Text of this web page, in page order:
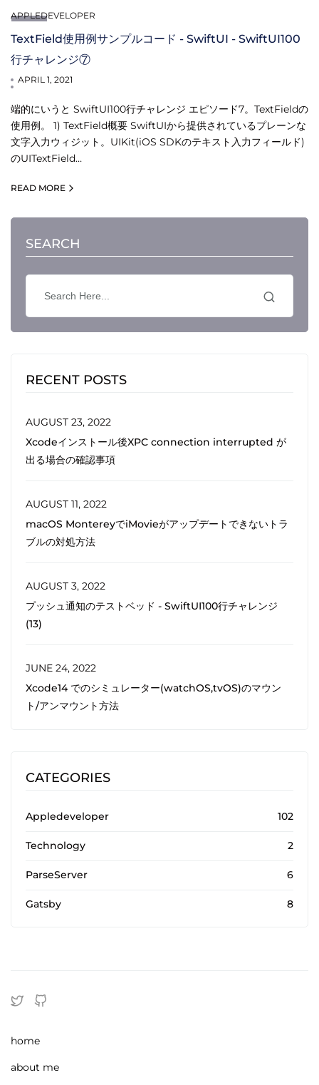
APPLEDEVELOPER
TextField使用例サンプルコード - SwiftUI - SwiftUI100
行チャレンジ⑦
APRIL 1, 2021
端的にいうと SwiftUI100行チャレンジ エピソード7。TextFieldの
使用例。 1) TextField概要 SwiftUIから提供されているプレーンな
文字入力ウィジット。UIKit(iOS SDKのテキスト入力フィールド)
のUITextField…
READ MORE
SEARCH
RECENT POSTS
AUGUST 23, 2022
Xcodeインストール後XPC connection interrupted が
出る場合の確認事項
AUGUST 11, 2022
macOS MontereyでiMovieがアップデートできないトラ
ブルの対処方法
AUGUST 3, 2022
プッシュ通知のテストベッド - SwiftUI100行チャレンジ
(13)
JUNE 24, 2022
Xcode14 でのシミュレーター(watchOS,tvOS)のマウン
ト/アンマウント方法
CATEGORIES
Appledeveloper 102
Technology 2
ParseServer 6
Gatsby 8
home
about me